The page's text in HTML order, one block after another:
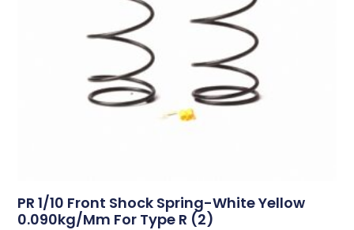
PR 1/10 Front Shock Spring-White Yellow
0.090kg/mm For Type R (2)